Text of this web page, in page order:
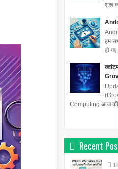
शुरू
हम
हो
Computing आज
Recent